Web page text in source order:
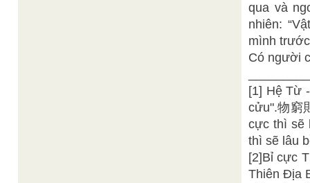
qua và
nhiên:
mình
Có người
[1] Hệ Từ
cửu".物窮
cực thì sẽ
thì sẽ lâu
[2]Bỉ cực
Thiên Địa